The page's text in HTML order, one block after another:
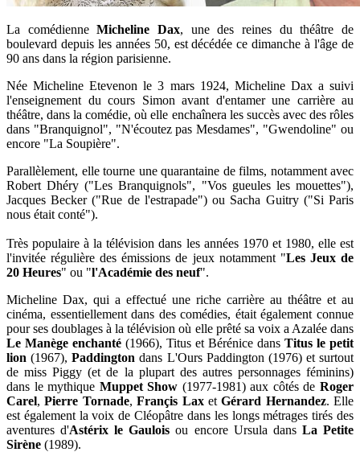
La comédienneMicheline Dax, une des reines du théâtre de
boulevard depuis les années 50, est décédée ce dimanche à l'âge de
90 ans dans la région parisienne.
Née Micheline Etevenon le 3 mars 1924, Micheline Dax a suivi
l'enseignement du cours Simon avant d'entamer une carrière au
théâtre, dans la comédie, où elle enchaînera les succès avec des rôles
dans "Branquignol", "N'écoutez pas Mesdames", "Gwendoline" ou
encore "La Soupière".
Parallèlement, elle tourne une quarantaine de films, notamment avec
Robert Dhéry ("Les Branquignols", "Vos gueules les mouettes"),
Jacques Becker ("Rue de l'estrapade") ou Sacha Guitry ("Si Paris
nous était conté").
Très populaire à la télévision dans les années 1970 et 1980, elle est
l'invitée régulière des émissions de jeux notamment "Les Jeux de
20 Heures" ou "l'Académie des neuf".
Micheline Dax, qui a effectué une riche carrière au théâtre et au
cinéma, essentiellement dans des comédies, était également connue
pour ses doublages à la télévision où elle prêté sa voix a Azalée dans
Le Manège enchanté (1966), Titus et Bérénice dans Titus le petit
lion (1967),Paddington dans L'Ours Paddington (1976) et surtout
de miss Piggy (et de la plupart des autres personnages féminins)
dans le mythique Muppet Show (1977-1981) aux côtés deRoger
Carel,Pierre Tornade,Françis LaxetGérard Hernandez. Elle
est également la voix de Cléopâtre dans les longs métrages tirés des
aventures d'Astérix le Gaulois ou encore Ursula dans La Petite
Sirène (1989).